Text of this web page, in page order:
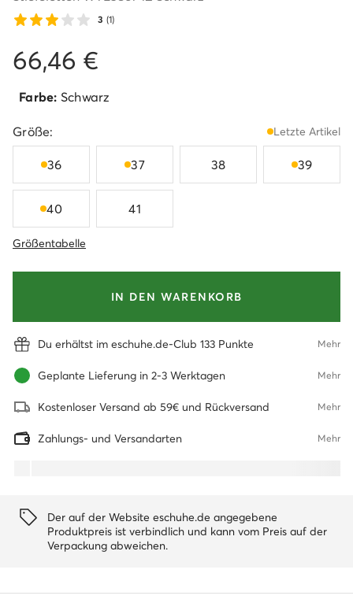
3 (1)
66,46 €
Farbe: Schwarz
Größe: Letzte Artikel
36 37 38 39
40 41
Größentabelle
IN DEN WARENKORB
Du erhältst im eschuhe.de-Club 133 Punkte Mehr
Geplante Lieferung in 2-3 Werktagen Mehr
Kostenloser Versand ab 59€ und Rückversand Mehr
Zahlungs- und Versandarten Mehr
Der auf der Website eschuhe.de angegebene
Produktpreis ist verbindlich und kann vom Preis auf der
Verpackung abweichen.